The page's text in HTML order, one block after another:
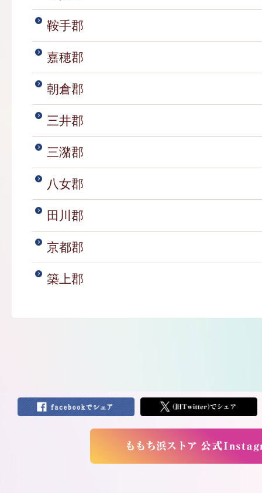
鞍手郡
嘉穂郡
朝倉郡
三井郡
三潴郡
八女郡
田川郡
京都郡
築上郡